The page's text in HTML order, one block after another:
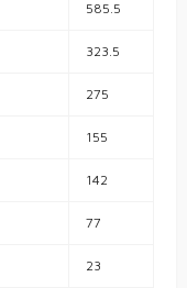
585.5
323.5
275
155
142
77
23